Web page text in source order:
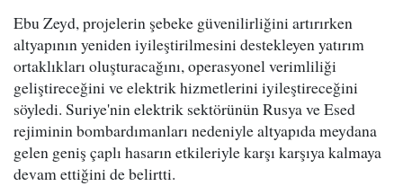
Ebu Zeyd, projelerin şebeke güvenilirliğini artırırken
altyapının yeniden iyileştirilmesini destekleyen yatırım
ortaklıkları oluşturacağını, operasyonel verimliliği
geliştireceğini ve elektrik hizmetlerini iyileştireceğini
söyledi. Suriye'nin elektrik sektörünün Rusya ve Esed
rejiminin bombardımanları nedeniyle altyapıda meydana
gelen geniş çaplı hasarın etkileriyle karşı karşıya kalmaya
devam ettiğini de belirtti.